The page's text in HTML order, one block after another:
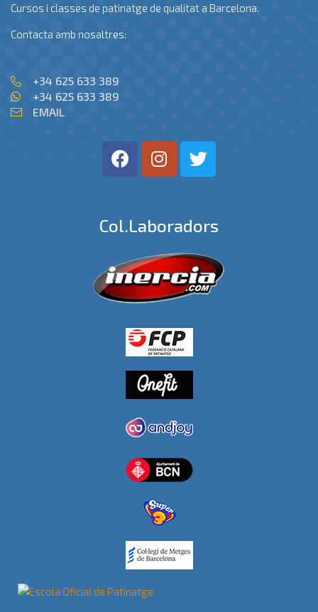
Cursos i classes de patinatge de qualitat a Barcelona.
Contacta amb nosaltres:
+34 625 633 389
+34 625 633 389
EMAIL
Col.laboradors